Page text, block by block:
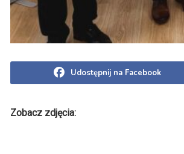
Udostępnij na Facebook
Zobacz zdjęcia: